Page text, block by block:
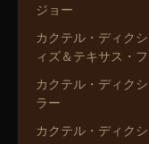
ジョー
カクテル・ディク
ィズ＆テキサス・
カクテル・ディク
ラー
カクテル・ディク